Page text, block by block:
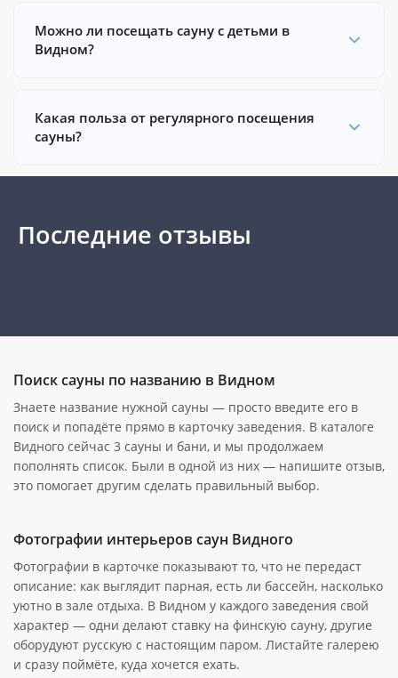
Можно ли посещать сауну с детьми в
Видном?
Какая польза от регулярного посещения
сауны?
Последние отзывы
Поиск сауны по названию в Видном
Знаете название нужной сауны — просто введите его в
поиск и попадёте прямо в карточку заведения. В каталоге
Видного сейчас 3 сауны и бани, и мы продолжаем
пополнять список. Были в одной из них — напишите отзыв,
это помогает другим сделать правильный выбор.
Фотографии интерьеров саун Видного
Фотографии в карточке показывают то, что не передаст
описание: как выглядит парная, есть ли бассейн, насколько
уютно в зале отдыха. В Видном у каждого заведения свой
характер — одни делают ставку на финскую сауну, другие
оборудуют русскую с настоящим паром. Листайте галерею
и сразу поймёте, куда хочется ехать.